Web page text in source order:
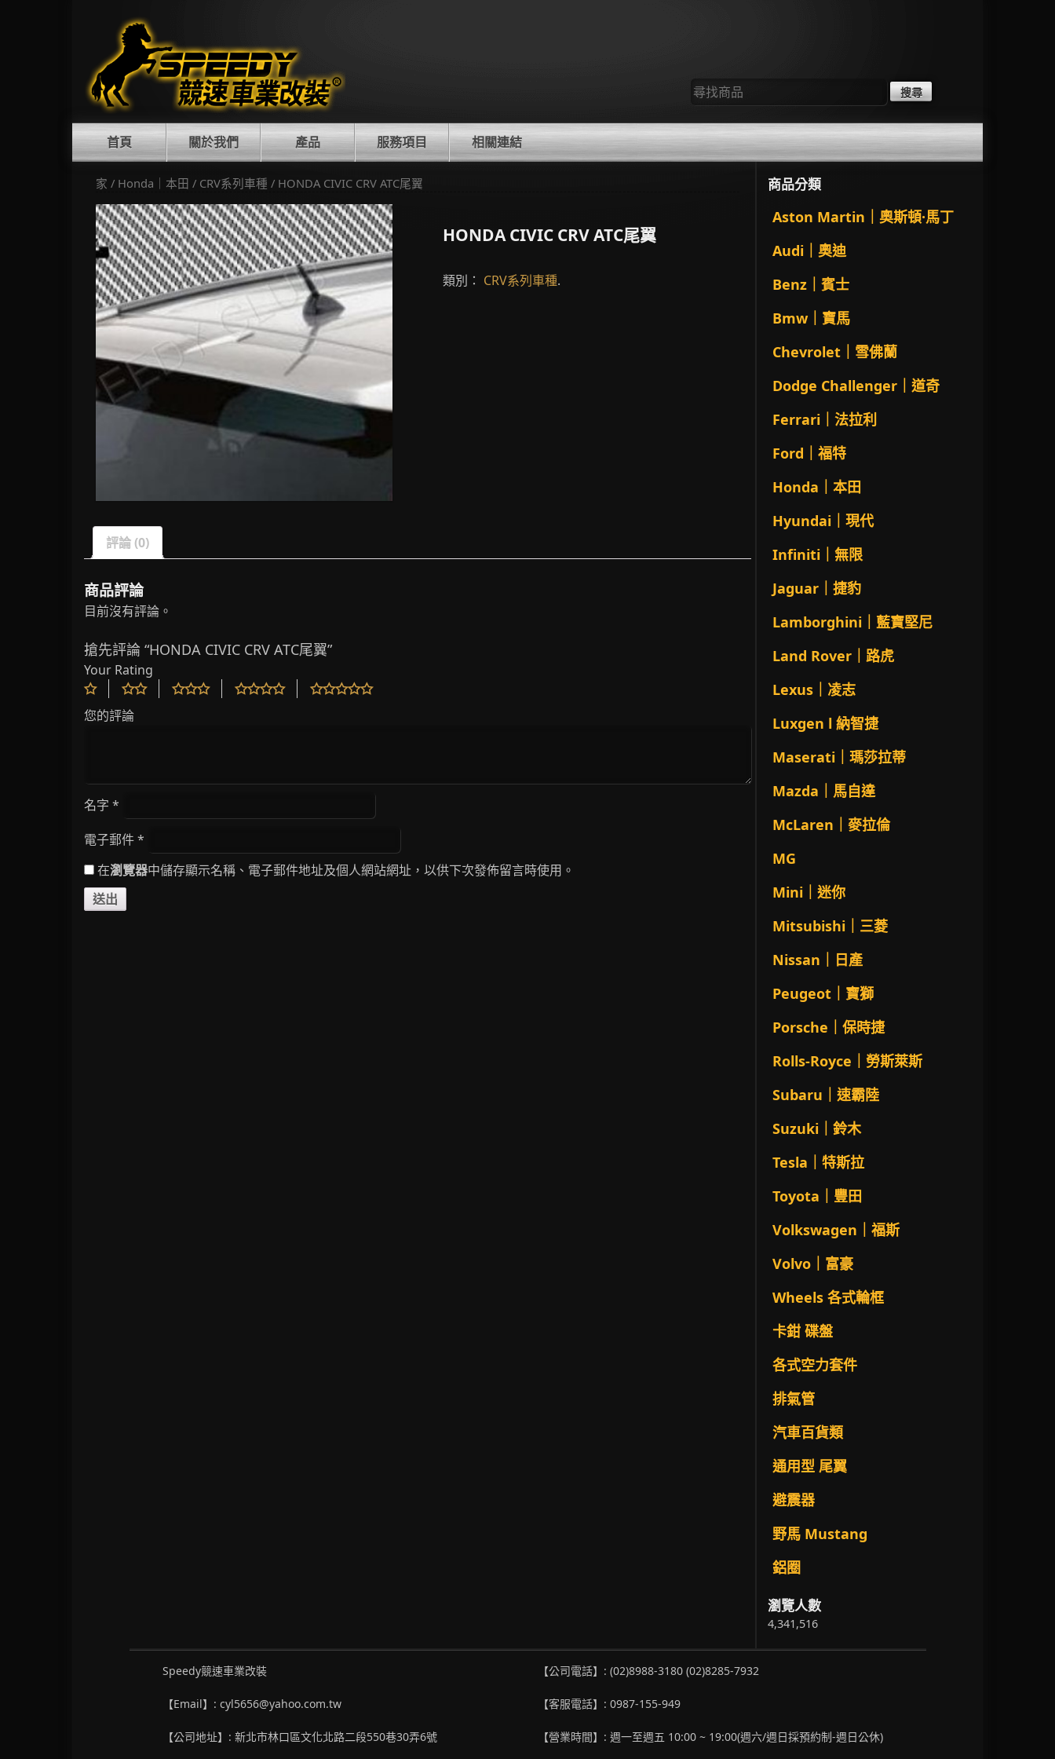
尋
找：
首頁 關於我們 產品 服務項目 相關連結
家 / Honda｜本田 / CRV系列車種 / HONDA CIVIC CRV ATC尾翼
HONDA CIVIC CRV ATC尾翼
類別： CRV系列車種.
評論 (0)
商品評論
目前沒有評論。
搶先評論 “HONDA CIVIC CRV ATC尾翼”
Your Rating
您的評論
名字 *
電子郵件*
在瀏覽器中儲存顯示名稱、電子郵件地址及個人網站網址，以供下次發佈留言時使用。
商品分類
Aston Martin｜奧斯頓·馬丁
Audi｜奧迪
Benz｜賓士
Bmw｜寶馬
Chevrolet｜雪佛蘭
Dodge Challenger｜道奇
Ferrari｜法拉利
Ford｜福特
Honda｜本田
Hyundai｜現代
Infiniti｜無限
Jaguar｜捷豹
Lamborghini｜藍寶堅尼
Land Rover｜路虎
Lexus｜凌志
Luxgen l 納智捷
Maserati｜瑪莎拉蒂
Mazda｜馬自達
McLaren｜麥拉倫
MG
Mini｜迷你
Mitsubishi｜三菱
Nissan｜日產
Peugeot｜寶獅
Porsche｜保時捷
Rolls-Royce｜勞斯萊斯
Subaru｜速霸陸
Suzuki｜鈴木
Tesla｜特斯拉
Toyota｜豐田
Volkswagen｜福斯
Volvo｜富豪
Wheels 各式輪框
卡鉗 碟盤
各式空力套件
排氣管
汽車百貨類
通用型 尾翼
避震器
野馬 Mustang
鋁圈
瀏覽人數
4,341,516
Speedy競速車業改裝
【Email】: cyl5656@yahoo.com.tw
【公司地址】: 新北市林口區文化北路二段550巷30弄6號
【公司電話】: (02)8988-3180 (02)8285-7932
【客服電話】: 0987-155-949
【營業時間】: 週一至週五 10:00 ~ 19:00(週六/週日採預約制-週日公休)